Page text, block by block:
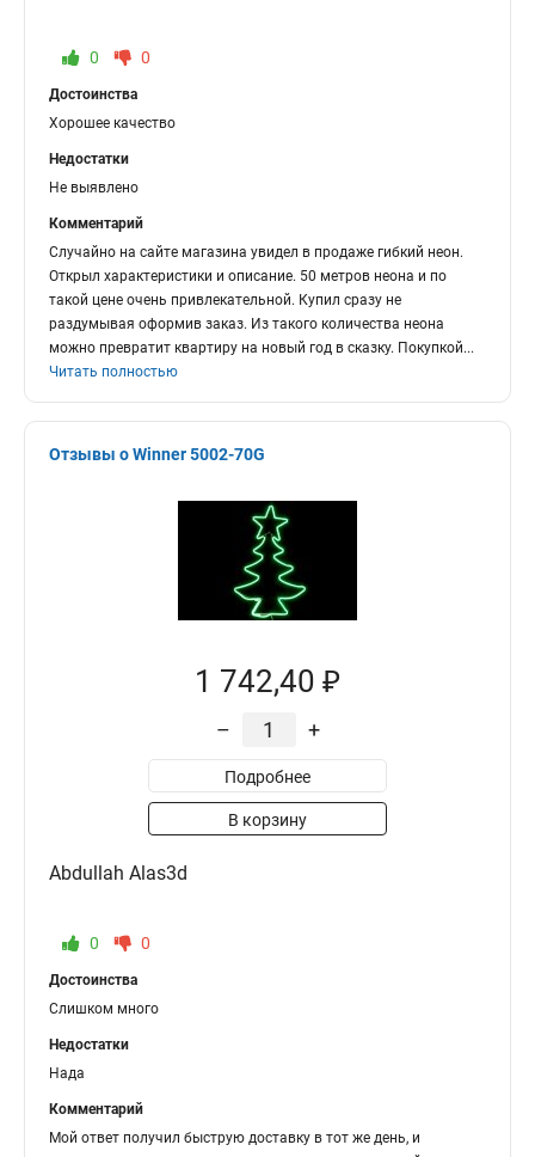
0 0
Достоинства
Хорошее качество
Недостатки
Не выявлено
Комментарий
Случайно на сайте магазина увидел в продаже гибкий неон.
Открыл характеристики и описание. 50 метров неона и по
такой цене очень привлекательной. Купил сразу не
раздумывая оформив заказ. Из такого количества неона
можно превратит квартиру на новый год в сказку. Покупкой...
Читать полностью
Отзывы о Winner 5002-70G
1 742,40 ₽
– +
Подробнее
В корзину
Abdullah Alas3d
0 0
Достоинства
Слишком много
Недостатки
Нада
Комментарий
Мой ответ получил быструю доставку в тот же день, и